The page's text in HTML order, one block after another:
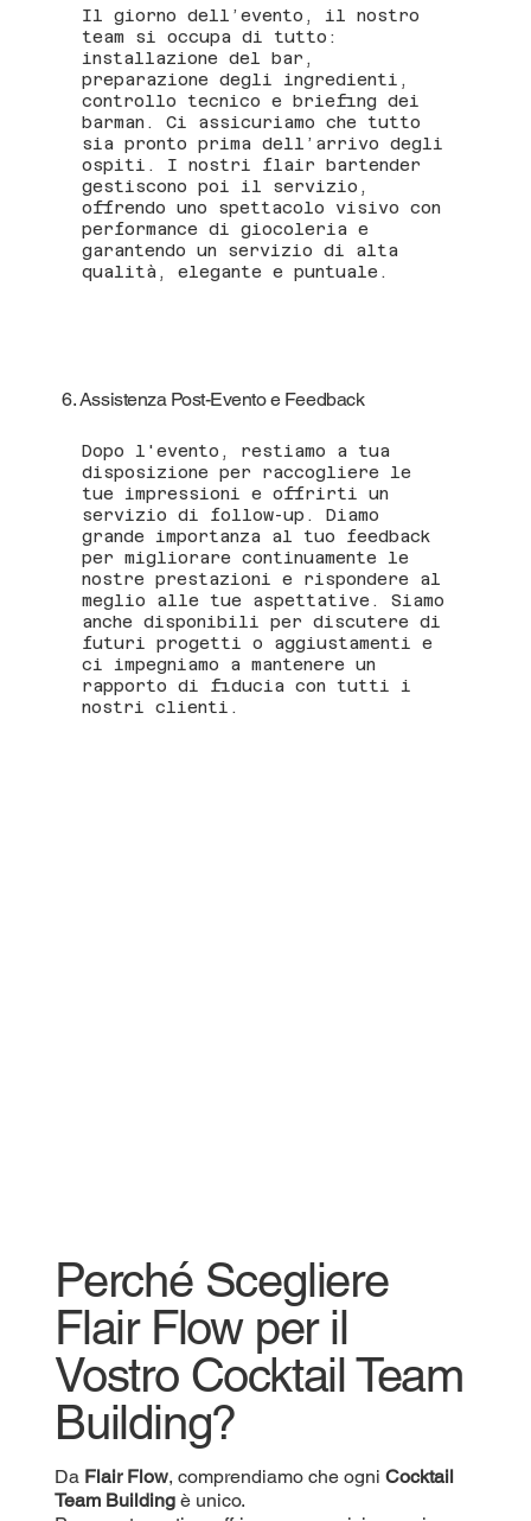
Il giorno dell’evento, il nostro
team si occupa di tutto:
installazione del bar,
preparazione degli ingredienti,
controllo tecnico e briefing dei
barman. Ci assicuriamo che tutto
sia pronto prima dell’arrivo degli
ospiti. I nostri flair bartender
gestiscono poi il servizio,
offrendo uno spettacolo visivo con
performance di giocoleria e
garantendo un servizio di alta
qualità, elegante e puntuale.
6. Assistenza Post-Evento e Feedback
Dopo l'evento, restiamo a tua
disposizione per raccogliere le
tue impressioni e offrirti un
servizio di follow-up. Diamo
grande importanza al tuo feedback
per migliorare continuamente le
nostre prestazioni e rispondere al
meglio alle tue aspettative. Siamo
anche disponibili per discutere di
futuri progetti o aggiustamenti e
ci impegniamo a mantenere un
rapporto di fiducia con tutti i
nostri clienti.
Perché Scegliere
Flair Flow per il
Vostro Cocktail Team
Building?
Da Flair Flow, comprendiamo che ogni Cocktail
Team Buildingè unico.